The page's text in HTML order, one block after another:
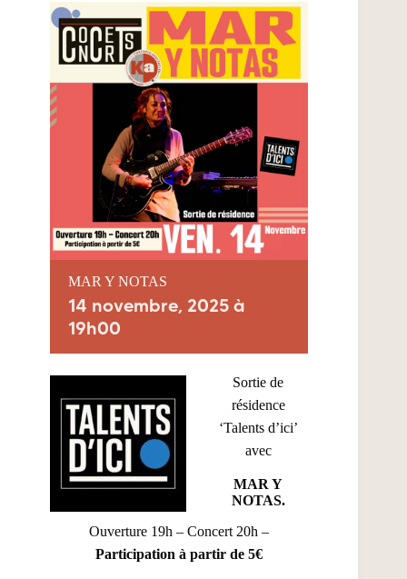
MAR Y NOTAS
14 novembre, 2025 à
19h00
Sortie de
résidence
‘Talents d’ici’
avec
MAR Y
NOTAS.
Ouverture 19h – Concert 20h –
Participation à partir de 5€